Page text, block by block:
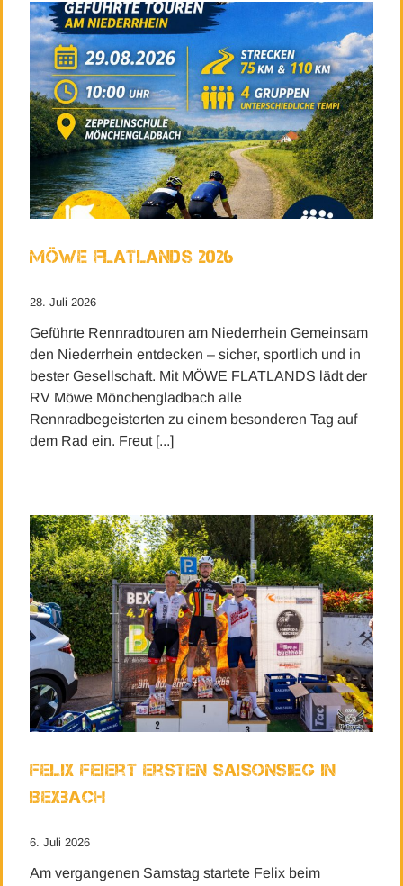
Möwe Flatlands 2026
28. Juli 2026
Geführte Rennradtouren am Niederrhein Gemeinsam
den Niederrhein entdecken – sicher, sportlich und in
bester Gesellschaft. Mit MÖWE FLATLANDS lädt der
RV Möwe Mönchengladbach alle
Rennradbegeisterten zu einem besonderen Tag auf
dem Rad ein. Freut [...]
Felix feiert ersten Saisonsieg in
Bexbach
6. Juli 2026
Am vergangenen Samstag startete Felix beim